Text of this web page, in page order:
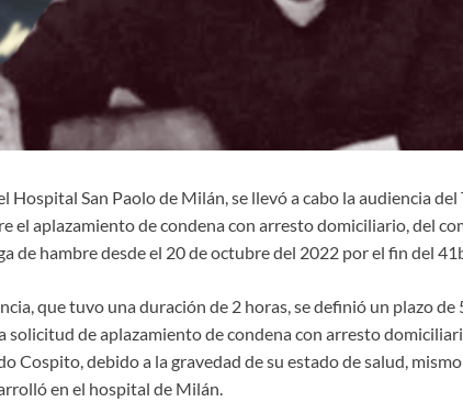
Hospital San Paolo de Milán, se llevó a cabo la audiencia
el aplazamiento de condena con arresto domiciliario, del
de hambre desde el 20 de octubre del 2022 por el fin del
que tuvo una duración de 2 horas, se definió un plazo de
solicitud de aplazamiento de condena con arresto
Cospito, debido a la gravedad de su estado de salud,
en el hospital de Milán.